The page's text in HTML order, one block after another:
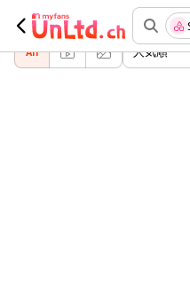
ジャンル "Soft" でおすす
All 人気順